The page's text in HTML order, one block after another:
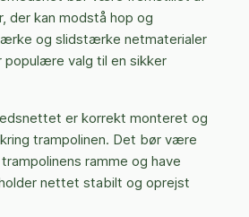
der kan modstå hop og
og slidstærke netmaterialer
populære valg til en sikker
er korrekt monteret og
trampolinen. Det bør være
ramme og have
nettet stabilt og oprejst